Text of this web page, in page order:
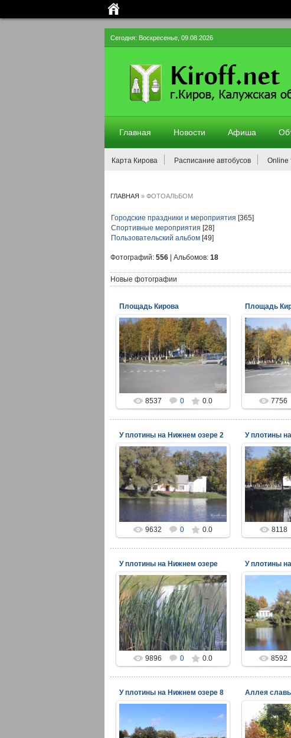
Сегодня: Воскресенье, 09.08.2026
Главная Новости Афиша
Карта Кирова Расписание автобусов Online
ГЛАВНАЯ » ФОТОАЛЬБОМ
Городские праздники и мероприятия [365]
Спортивные мероприятия [28]
Пользовательский альбом [49]
Фотографий: 556 | Альбомов: 18
Новые фотографии
Площадь Кирова
17.11.2014
viper
8537 0 0.0
Площадь
7756
У плотины на Нижнем озере 2
17.11.2014
viper
9632 0 0.0
У плотины
8118
У плотины на Нижнем озере
17.11.2014
viper
9896 0 0.0
У плотины
8592
У плотины на Нижнем озере 8
17.11.2014